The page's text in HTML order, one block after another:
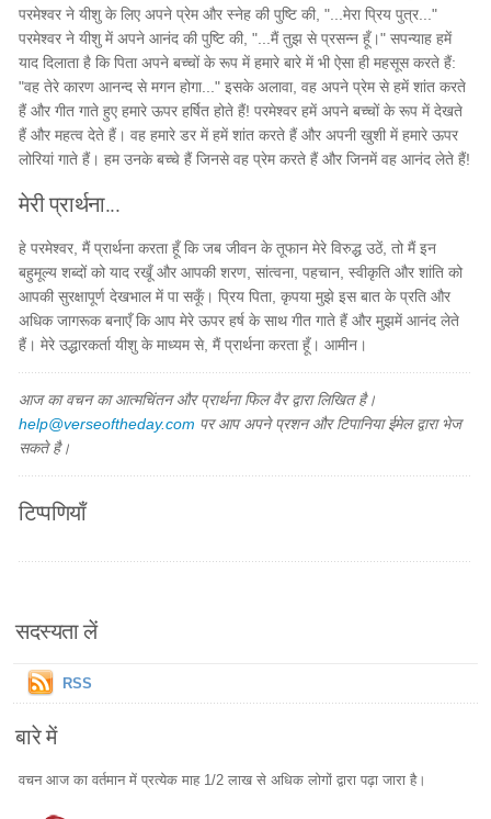
परमेश्वर ने यीशु के लिए अपने प्रेम और स्नेह की पुष्टि की, "...मेरा प्रिय पुत्र..."
परमेश्वर ने यीशु में अपने आनंद की पुष्टि की, "...मैं तुझ से प्रसन्न हूँ।" सपन्याह हमें
याद दिलाता है कि पिता अपने बच्चों के रूप में हमारे बारे में भी ऐसा ही महसूस करते हैं:
"वह तेरे कारण आनन्द से मगन होगा..." इसके अलावा, वह अपने प्रेम से हमें शांत करते
हैं और गीत गाते हुए हमारे ऊपर हर्षित होते हैं! परमेश्वर हमें अपने बच्चों के रूप में देखते
हैं और महत्व देते हैं। वह हमारे डर में हमें शांत करते हैं और अपनी खुशी में हमारे ऊपर
लोरियां गाते हैं। हम उनके बच्चे हैं जिनसे वह प्रेम करते हैं और जिनमें वह आनंद लेते हैं!
मेरी प्रार्थना...
हे परमेश्वर, मैं प्रार्थना करता हूँ कि जब जीवन के तूफान मेरे विरुद्ध उठें, तो मैं इन
बहुमूल्य शब्दों को याद रखूँ और आपकी शरण, सांत्वना, पहचान, स्वीकृति और शांति को
आपकी सुरक्षापूर्ण देखभाल में पा सकूँ। प्रिय पिता, कृपया मुझे इस बात के प्रति और
अधिक जागरूक बनाएँ कि आप मेरे ऊपर हर्ष के साथ गीत गाते हैं और मुझमें आनंद लेते
हैं। मेरे उद्धारकर्ता यीशु के माध्यम से, मैं प्रार्थना करता हूँ। आमीन।
आज का वचन का आत्मचिंतन और प्रार्थना फिल वैर द्वारा लिखित है।
help@verseoftheday.com पर आप अपने प्रशन और टिपानिया ईमेल द्वारा भेज
सकते है।
टिप्पणियाँ
सदस्यता लें
RSS
बारे में
वचन आज का वर्तमान में प्रत्येक माह 1/2 लाख से अधिक लोगों द्वारा पढ़ा जारा है।